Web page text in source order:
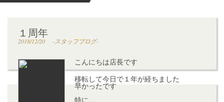
１周年
2018/12/20 -スタッフブログ-
こんにちは店長です
移転して今日で１年が経ちました
早かったです
特に ...